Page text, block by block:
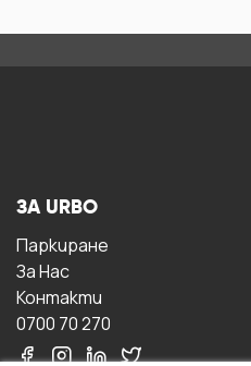
ЗА URBO
Паркиране
За Hас
Контакти
0700 70 270